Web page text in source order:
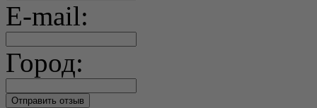
E-mail:
Город: